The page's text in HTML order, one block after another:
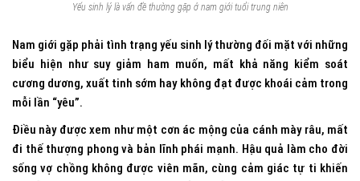
Yếu sinh lý là vấn đề thường gặp ở nam giới tuổi trung niên
Nam giới gặp phải tình trạng yếu sinh lý thường đối mặt với những
biểu hiện như suy giảm ham muốn, mất khả năng kiểm soát
cương dương, xuất tinh sớm hay không đạt được khoái cảm trong
mỗi lần “yêu”.
Điều này được xem như một cơn ác mộng của cánh mày râu, mất
đi thế thượng phong và bản lĩnh phái mạnh. Hậu quả làm cho đời
sống vợ chồng không được viên mãn, cùng cảm giác tự ti khiến